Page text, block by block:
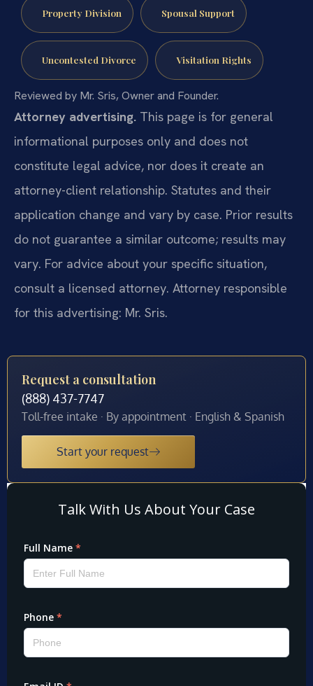
Property Division Spousal Support
Uncontested Divorce Visitation Rights
Reviewed by Mr. Sris, Owner and Founder.
Attorney advertising. This page is for general
informational purposes only and does not
constitute legal advice, nor does it create an
attorney-client relationship. Statutes and their
application change and vary by case. Prior results
do not guarantee a similar outcome; results may
vary. For advice about your specific situation,
consult a licensed attorney. Attorney responsible
for this advertising: Mr. Sris.
Request a consultation
(888) 437-7747
Toll-free intake · By appointment · English & Spanish
Start your request